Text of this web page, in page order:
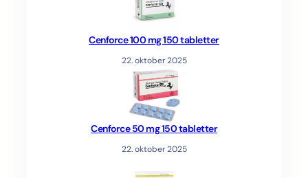
Cenforce 100 mg 150 tabletter
22. oktober 2025
Cenforce 50 mg 150 tabletter
22. oktober 2025